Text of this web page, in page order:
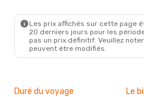
SKG- MRS
Les prix affichés sur cette page
20 derniers jours pour les
pas un prix définitif. Veuillez
peuvent être modifiés.
Duré du voyage Le